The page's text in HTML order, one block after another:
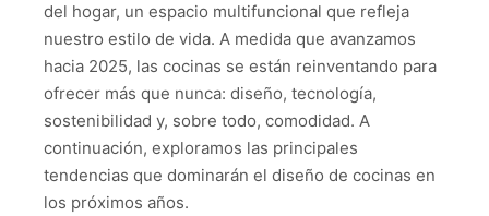
del hogar, un espacio multifuncional que refleja
nuestro estilo de vida. A medida que avanzamos
hacia 2025, las cocinas se están reinventando para
ofrecer más que nunca: diseño, tecnología,
sostenibilidad y, sobre todo, comodidad. A
continuación, exploramos las principales
tendencias que dominarán el diseño de cocinas en
los próximos años.